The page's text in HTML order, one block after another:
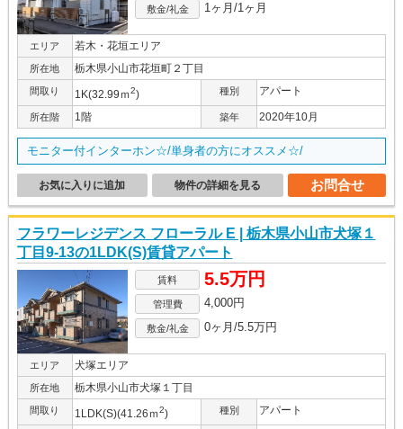
敷金/礼金 1ヶ月/1ヶ月
エリア 若木・花垣エリア
所在地 栃木県小山市花垣町２丁目
間取り 1K(32.99ｍ2) 種別 アパート
所在階 1階 築年 2020年10月
モニター付インターホン☆/単身者の方にオススメ☆/
お問合せ
物件の詳細を見る
お気に入りに追加
フラワーレジデンス フローラル E | 栃木県小山市犬塚１
丁目9-13の1LDK(S)賃貸アパート
賃料 5.5万円
管理費 4,000円
敷金/礼金 0ヶ月/5.5万円
エリア 犬塚エリア
所在地 栃木県小山市犬塚１丁目
間取り 1LDK(S)(41.26ｍ2) 種別 アパート